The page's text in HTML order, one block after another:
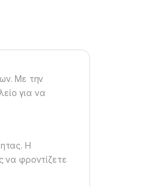
Με την
για να
Η
να φροντίζετε